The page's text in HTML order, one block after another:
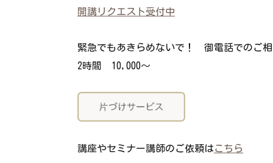
開講リクエスト受付中
緊急でもあきらめないで！ 御電話でのご
2時間 10,000～
講座やセミナー講師のご依頼はこちら